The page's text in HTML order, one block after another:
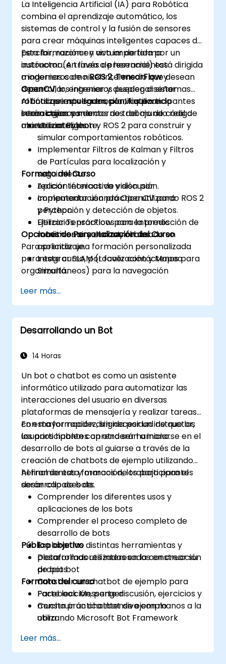
La Inteligencia Artificial (IA) para Robótica
combina el aprendizaje automático, los
sistemas de control y la fusión de sensores
para crear máquinas inteligentes capaces de
percibir, razonar y actuar de forma
autónoma. A través de herramientas
modernas comoROS 2,TensorFlowy
OpenCV, los ingenieros pueden diseñar
robots que naveguen, planifiquen e
interactúen con entornos del mundo real de
manera inteligente.
Esta formación en vivo impartida por un
instructor (en línea o presencial) está dirigida
a ingenieros de nivel intermedio que desean
desarrollar, entrenar y desplegar sistemas
robóticos impulsados por IA utilizando
tecnologías y marcos de trabajo de código
abierto actuales.
Al finalizar esta formación, los participantes
serán capaces de:
Utilizar Python y ROS 2 para construir y
simular comportamientos robóticos.
Implementar Filtros de Kalman y Filtros
de Partículas para localización y
seguimiento.
Aplicar técnicas de visión por
computador usando OpenCV para
percepción y detección de objetos.
Utilizar TensorFlow para la predicción de
movimiento y el control basado en
aprendizaje.
Integrar SLAM (Localización y Mapeo
Simultáneos) para la navegación
Desarrollar modelos de aprendizaje por
refuerzo para mejorar la toma de
decisiones robóticas.
Formato del Curso
Lección interactiva y discusión.
Implementación práctica utilizando ROS 2
y Python.
Ejercicios prácticos con entornos
robóticos simulados y reales.
Opciones de Personalización del Curso
Para solicitar una formación personalizada
para este curso, por favor contáctenos para
organizarla.
Leer más...
Desarrollando un Bot
14 Horas
Un bot o chatbot es como un asistente
informático utilizado para automatizar las
interacciones del usuario en diversas
plataformas de mensajería y realizar tareas
con mayor rapidez, sin necesidad de que los
usuarios hablen con otro ser humano.
En esta formación dirigida por un instructor,
los participantes aprenderán a iniciarse en el
desarrollo de bots al guiarse a través de la
creación de chatbots de ejemplo utilizando
herramientas y marcos de trabajo para el
desarrollo de bots.
Al final de esta formación, los participantes
serán capaces de:
Comprender los diferentes usos y
aplicaciones de los bots
Comprender el proceso completo de
desarrollo de bots
Explorar las distintas herramientas y
plataformas utilizadas en la construcción
de bots
Construir un chatbot de ejemplo para
Facebook Messenger
Construir un chatbot de ejemplo
utilizando Microsoft Bot Framework
Público objetivo
Desarrolladores interesados en crear su
propio bot
Formato del curso
Parte lección, parte discusión, ejercicios y
mucha práctica intensiva con manos a la
obra
Leer más...